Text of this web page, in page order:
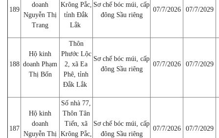
189
doanh
Nguyễn Thị
Trang
Krông Pắc,
tỉnh Đắk
Lắk
Sơ chế bóc múi, cấp
đông Sầu riêng
07/7/2026 07/7/2029
188
Hộ kinh
doanh Phạm
Thị Bốn
Thôn
Phước Lộc
2, xã Ea
Phê, tỉnh
Đắk Lắk
Sơ chế bóc múi, cấp
đông Sầu riêng
07/7/2026 07/7/2029
187
Hộ kinh
doanh
Nguyễn Thị
Số nhà 77,
Thôn Tân
Tiến, xã
Krông Pắc,
Sơ chế bóc múi, cấp
đông Sầu riêng
07/7/2026 07/7/2029